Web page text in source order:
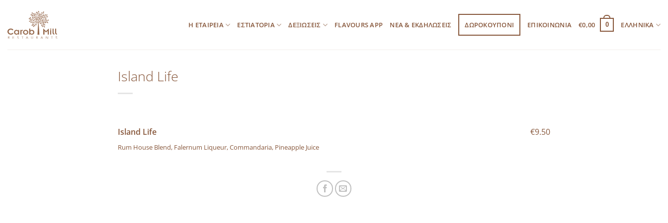
περιεχόμενο
Η ΕΤΑΙΡΕΙΑ ΕΣΤΙΑΤΟΡΙΑ ΔΕΞΙΩΣΕΙΣ FLAVOURS APP ΝΕΑ & ΕΚΔΗΛΩΣΕΙΣ ΔΩΡΟΚΟΥΠΟΝΙ ΕΠΙΚΟΙΝΩΝΙΑ €0,00 0 ΕΛΛΗΝΙΚΆ
Island Life
Island Life €9.50
Rum House Blend, Falernum Liqueur, Commandaria, Pineapple Juice